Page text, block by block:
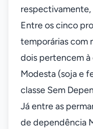
respectivamente,
Entre os cinco
temporárias com
dois pertencem
Modesta (soja e
classe Sem
Já entre as
de dependência